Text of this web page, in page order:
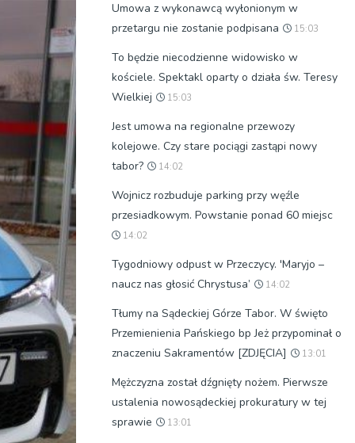
Umowa z wykonawcą wyłonionym w
przetargu nie zostanie podpisana
15:03
To będzie niecodzienne widowisko w
kościele. Spektakl oparty o działa św. Teresy
Wielkiej
15:03
Jest umowa na regionalne przewozy
kolejowe. Czy stare pociągi zastąpi nowy
tabor?
14:02
Wojnicz rozbuduje parking przy węźle
przesiadkowym. Powstanie ponad 60 miejsc
14:02
Tygodniowy odpust w Przeczycy. 'Maryjo –
naucz nas głosić Chrystusa’
14:02
Tłumy na Sądeckiej Górze Tabor. W święto
Przemienienia Pańskiego bp Jeż przypominał o
znaczeniu Sakramentów [ZDJĘCIA]
13:01
Mężczyzna został dźgnięty nożem. Pierwsze
ustalenia nowosądeckiej prokuratury w tej
sprawie
13:01